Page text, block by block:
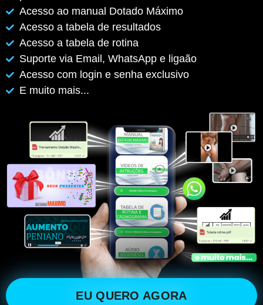
Acesso ao manual Dotado Máximo
Acesso a tabela de resultados
Acesso a tabela de rotina
Suporte via Email, WhatsApp e ligaão
Acesso com login e senha exclusivo
E muito mais...
EU QUERO AGORA